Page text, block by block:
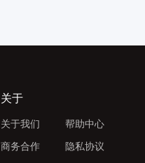
关于
关于我们
商务合作
帮助中心
隐私协议